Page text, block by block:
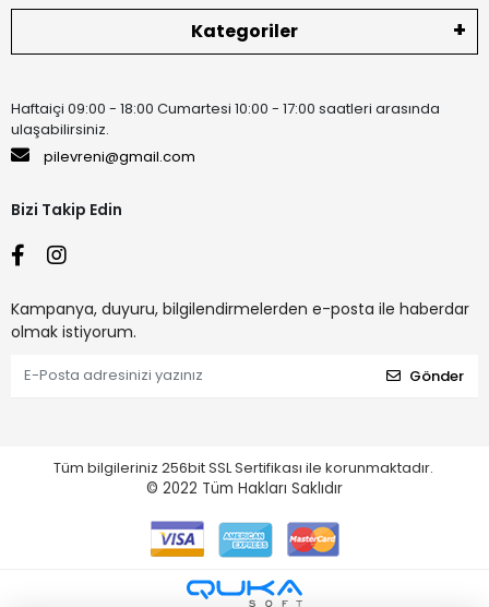
Kategoriler
Haftaiçi 09:00 - 18:00 Cumartesi 10:00 - 17:00 saatleri arasında
ulaşabilirsiniz.
pilevreni@gmail.com
Bizi Takip Edin
Kampanya, duyuru, bilgilendirmelerden e-posta ile haberdar
olmak istiyorum.
Gönder
Tüm bilgileriniz 256bit SSL Sertifikası ile korunmaktadır.
© 2022 Tüm Hakları Saklıdır